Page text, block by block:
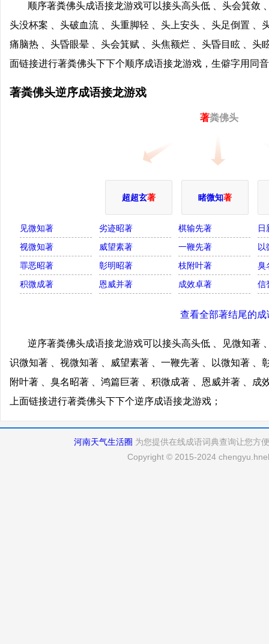
顺序著粪佛头成语接龙游戏可以接头高头低 、头会箕敛
头没杯案 、头破血流 、头重脚轻 、头上安头 、头足倒置 、
痛脑热 、头昏眼晕 、头会箕赋 、头焦额烂 、头昏目眩 、头
面链接进行著粪佛头下下个顺序成语接龙游戏，生僻字用同
著粪佛头逆序成语接龙游戏
著粪佛头
超超玄著 睹微知著
见微知著 劣迹昭著 棋输先著
日
视微知著
威望素著 一鞭先著
以
罪恶昭著
彰明昭著 枝附叶著
臭
积微成著
恩威并著 成效卓著 信
查看全部著结尾的成
逆序著粪佛头成语接龙游戏可以接头高头低 、见微知著
识微知著 、视微知著 、威望素著 、一鞭先著 、以微知著 、
附叶著 、臭名昭著 、鸿篇巨著 、积微成著 、恩威并著 、成
上面链接进行著粪佛头下下个逆序成语接龙游戏；
河南天气生活圈 为您提供在线成语词典查询让您方
Copyright © 2015-2024